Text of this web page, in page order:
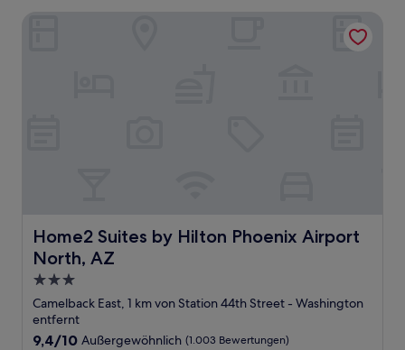
Home2 Suites by Hilton Phoenix Airport
North, AZ
Home2 Suites by Hilton Phoenix Airport North, AZ
3.0-
Sterne-
Unterkunft
Camelback East, 1 km von Station 44th Street - Washington
entfernt
9.4
9,4/10 Außergewöhnlich (1.003 Bewertungen)
Home2 Suites by Hilton Phoenix Airport North, AZ